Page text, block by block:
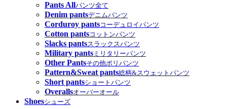
Pants Allパンツ全て
Denim pantsデニムパンツ
Corduroy pantsコーデュロイパンツ
Cotton pantsコットンパンツ
Slacks pantsスラックスパンツ
Military pants ミリタリーパンツ
Other Pantsその他ポリパンツ
Pattern&Sweat pants総柄&スウェットパンツ
Short pantsショートパンツ
Overallsオーバーオール
Shoesシューズ